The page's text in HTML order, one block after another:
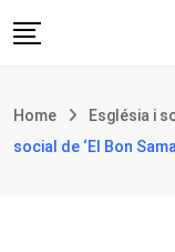
to
Filosofia i teologia
Home Església i
social de ‘El Bon